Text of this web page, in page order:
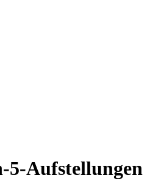
5-Aufstellungen